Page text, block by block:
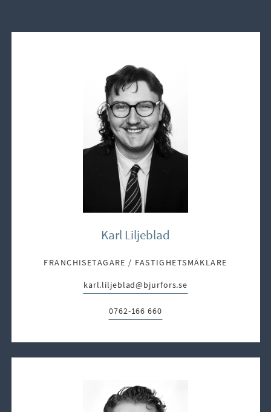
Karl Liljeblad
FRANCHISETAGARE / FASTIGHETSMÄKLARE
E-post:
karl.liljeblad@bjurfors.se
Telefon:
0762-166 660